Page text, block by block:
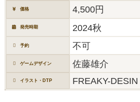
価格 4,500円
発売時期 2024秋
予約 不可
ゲームデザイン 佐藤雄介
イラスト・DTP FREAKY-DESIN